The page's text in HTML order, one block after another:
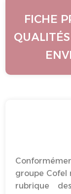
FICHE
groupe Cofel
rubrique